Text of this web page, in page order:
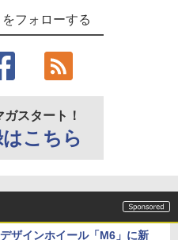
フォローする
ガスタート！
こちら
ザインホイール「M6」に新